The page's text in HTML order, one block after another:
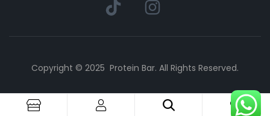
Copyright © 2025 Protein Bar. All Rights Reserved.
1